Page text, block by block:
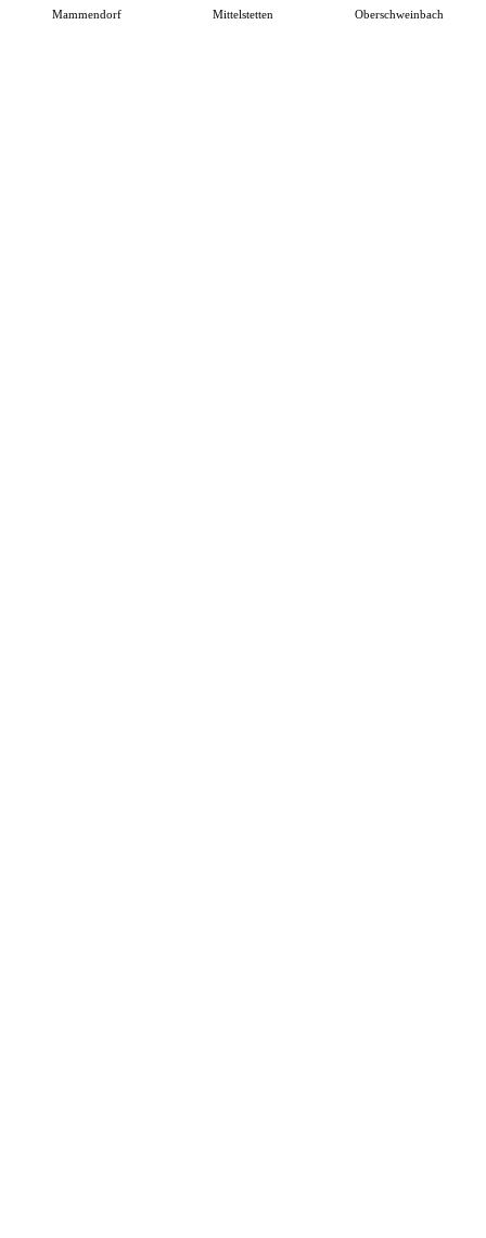
Mammendorf Mittelstetten Oberschweinbach